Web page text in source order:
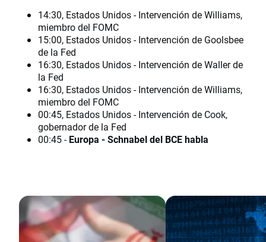
14:30, Estados Unidos - Intervención de Williams,
miembro del FOMC
15:00, Estados Unidos - Intervención de Goolsbee
de la Fed
16:30, Estados Unidos - Intervención de Waller de
la Fed
16:30, Estados Unidos - Intervención de Williams,
miembro del FOMC
00:45, Estados Unidos - Intervención de Cook,
gobernador de la Fed
00:45 -Europa - Schnabel del BCE habla